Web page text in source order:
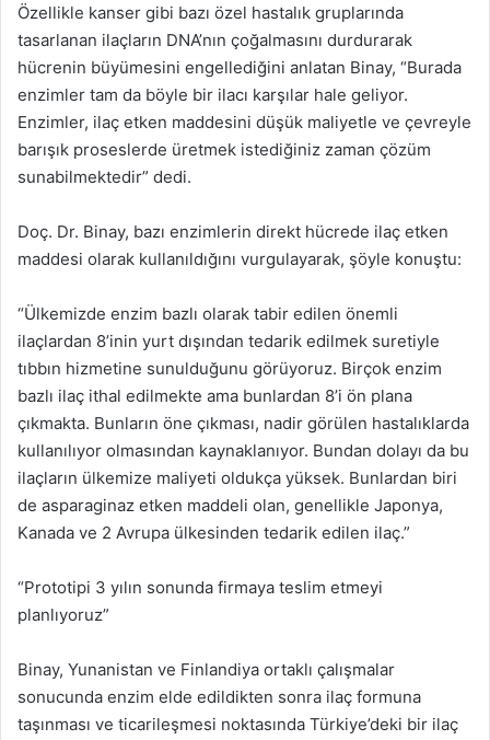
Özellikle kanser gibi bazı özel hastalık gruplarında
tasarlanan ilaçların DNA’nın çoğalmasını durdurarak
hücrenin büyümesini engellediğini anlatan Binay, “Burada
enzimler tam da böyle bir ilacı karşılar hale geliyor.
Enzimler, ilaç etken maddesini düşük maliyetle ve çevreyle
barışık proseslerde üretmek istediğiniz zaman çözüm
sunabilmektedir” dedi.
Doç. Dr. Binay, bazı enzimlerin direkt hücrede ilaç etken
maddesi olarak kullanıldığını vurgulayarak, şöyle konuştu:
“Ülkemizde enzim bazlı olarak tabir edilen önemli
ilaçlardan 8’inin yurt dışından tedarik edilmek suretiyle
tıbbın hizmetine sunulduğunu görüyoruz. Birçok enzim
bazlı ilaç ithal edilmekte ama bunlardan 8’i ön plana
çıkmakta. Bunların öne çıkması, nadir görülen hastalıklarda
kullanılıyor olmasından kaynaklanıyor. Bundan dolayı da bu
ilaçların ülkemize maliyeti oldukça yüksek. Bunlardan biri
de asparaginaz etken maddeli olan, genellikle Japonya,
Kanada ve 2 Avrupa ülkesinden tedarik edilen ilaç.”
“Prototipi 3 yılın sonunda firmaya teslim etmeyi
planlıyoruz”
Binay, Yunanistan ve Finlandiya ortaklı çalışmalar
sonucunda enzim elde edildikten sonra ilaç formuna
taşınması ve ticarileşmesi noktasında Türkiye’deki bir ilaç